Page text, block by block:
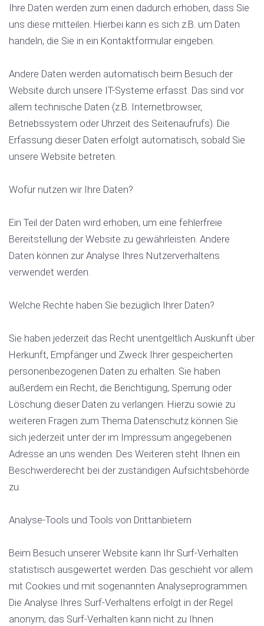
Ihre Daten werden zum einen dadurch erhoben, dass Sie
uns diese mitteilen. Hierbei kann es sich z.B. um Daten
handeln, die Sie in ein Kontaktformular eingeben.
Andere Daten werden automatisch beim Besuch der
Website durch unsere IT-Systeme erfasst. Das sind vor
allem technische Daten (z.B. Internetbrowser,
Betriebssystem oder Uhrzeit des Seitenaufrufs). Die
Erfassung dieser Daten erfolgt automatisch, sobald Sie
unsere Website betreten.
Wofür nutzen wir Ihre Daten?
Ein Teil der Daten wird erhoben, um eine fehlerfreie
Bereitstellung der Website zu gewährleisten. Andere
Daten können zur Analyse Ihres Nutzerverhaltens
verwendet werden.
Welche Rechte haben Sie bezüglich Ihrer Daten?
Sie haben jederzeit das Recht unentgeltlich Auskunft über
Herkunft, Empfänger und Zweck Ihrer gespeicherten
personenbezogenen Daten zu erhalten. Sie haben
außerdem ein Recht, die Berichtigung, Sperrung oder
Löschung dieser Daten zu verlangen. Hierzu sowie zu
weiteren Fragen zum Thema Datenschutz können Sie
sich jederzeit unter der im Impressum angegebenen
Adresse an uns wenden. Des Weiteren steht Ihnen ein
Beschwerderecht bei der zuständigen Aufsichtsbehörde
zu.
Analyse-Tools und Tools von Drittanbietern
Beim Besuch unserer Website kann Ihr Surf-Verhalten
statistisch ausgewertet werden. Das geschieht vor allem
mit Cookies und mit sogenannten Analyseprogrammen.
Die Analyse Ihres Surf-Verhaltens erfolgt in der Regel
anonym; das Surf-Verhalten kann nicht zu Ihnen